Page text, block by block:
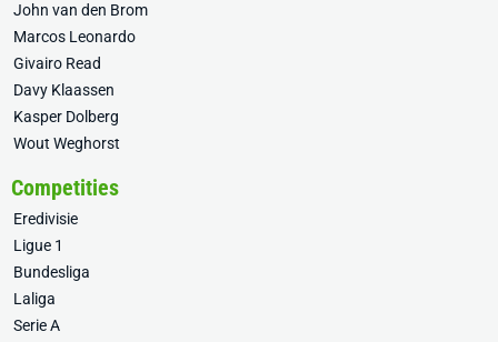
John van den Brom
Marcos Leonardo
Givairo Read
Davy Klaassen
Kasper Dolberg
Wout Weghorst
Competities
Eredivisie
Ligue 1
Bundesliga
Laliga
Serie A